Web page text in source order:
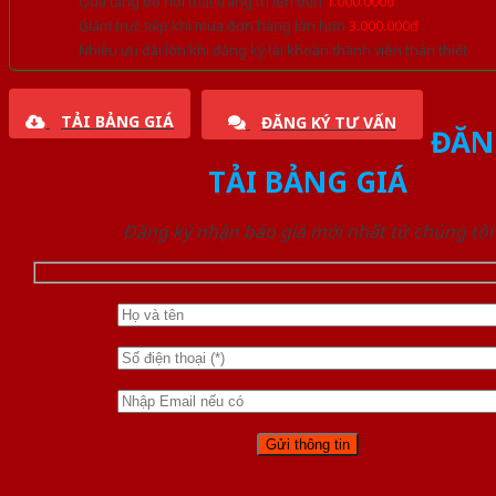
Giảm trực tiếp khi mua đơn hàng lớn hơn 3.000.000đ
Nhiều ưu đãi lớn khi đăng ký tài khoản thành viên thân thiết
TẢI BẢNG GIÁ ĐĂNG KÝ TƯ VẤN
TẢI BẢNG GIÁ
Đăng ký nhận báo giá mới nhất từ chúng tôi